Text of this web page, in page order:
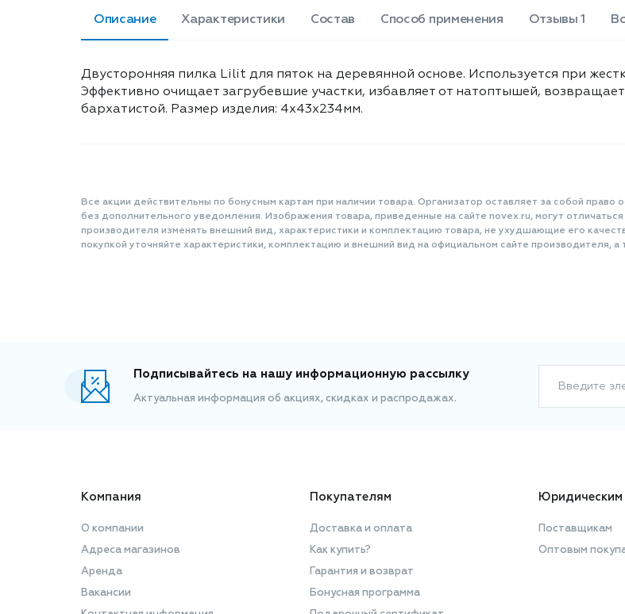
Описание Характеристики Состав Способ применения Отзывы 1
Двусторонняя пилка Lilit для пяток на деревянной основе. Используется при
Эффективно очищает загрубевшие участки, избавляет от натоптышей,
бархатистой. Размер изделия: 4x43x234мм.
Все акции действительны по бонусным картам при наличии товара. Организатор оставляет за собой
без дополнительного уведомления. Изображения товара, приведенные на сайте novex.ru, могут
производителя изменять внешний вид, характеристики и комплектацию товара, не ухудшающие его
покупкой уточняйте характеристики, комплектацию и внешний вид на официальном сайте производителя,
Подписывайтесь на нашу информационную рассылку
Актуальная информация об акциях, скидках и распродажах.
Введите
Компания
О компании
Адреса магазинов
Аренда
Вакансии
Покупателям
Доставка и оплата
Как купить?
Гарантия и возврат
Бонусная программа
Поставщикам
Оптовым